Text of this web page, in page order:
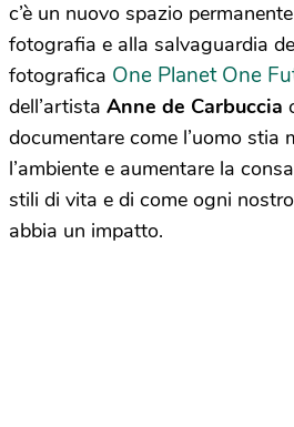
c’è un nuovo spazio
fotografia e alla salvaguardia
fotografica One Planet One
dell’artista Anne de Carbuccia
documentare come l’uomo stia
l’ambiente e aumentare la
stili di vita e di come ogni
abbia un impatto.